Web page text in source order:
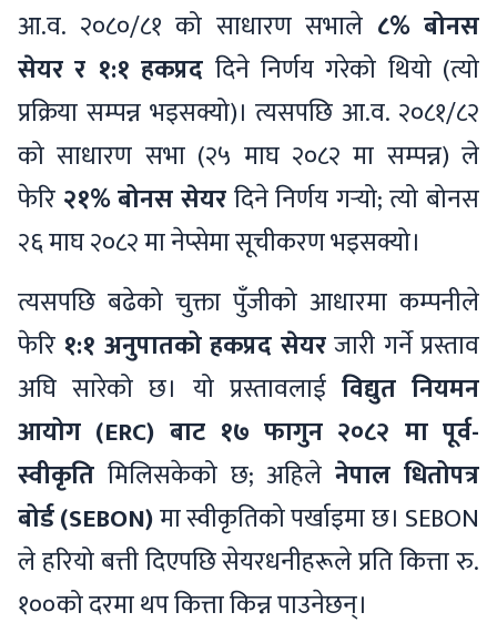
आ.व. २०८०/८१ को साधारण सभाले ८% बोनस
सेयर र १:१ हकप्रद दिने निर्णय गरेको थियो (त्यो
प्रक्रिया सम्पन्न भइसक्यो)। त्यसपछि आ.व. २०८१/८२
को साधारण सभा (२५ माघ २०८२ मा सम्पन्न) ले
फेरि २१% बोनस सेयरदिने निर्णय गर्‍यो; त्यो बोनस
२६ माघ २०८२ मा नेप्सेमा सूचीकरण भइसक्यो।
त्यसपछि बढेको चुक्ता पुँजीको आधारमा कम्पनीले
फेरि १:१ अनुपातको हकप्रद सेयरजारी गर्ने प्रस्ताव
अघि सारेको छ। यो प्रस्तावलाई विद्युत नियमन
आयोग (ERC) बाट १७ फागुन २०८२ मा पूर्व-
स्वीकृति मिलिसकेको छ; अहिलेनेपाल धितोपत्र
बोर्ड (SEBON)मा स्वीकृतिको पर्खाइमा छ। SEBON
ले हरियो बत्ती दिएपछि सेयरधनीहरूले प्रति कित्ता रु.
१००को दरमा थप कित्ता किन्न पाउनेछन्।